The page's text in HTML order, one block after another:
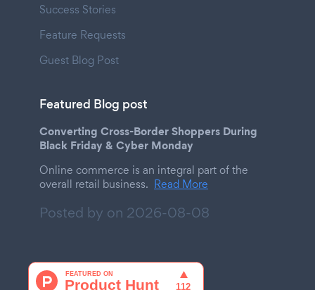
Success Stories
Feature Requests
Guest Blog Post
Featured Blog post
Converting Cross-Border Shoppers During
Black Friday & Cyber Monday
Online commerce is an integral part of the
overall retail business. Read More
Posted by on 2026-08-08